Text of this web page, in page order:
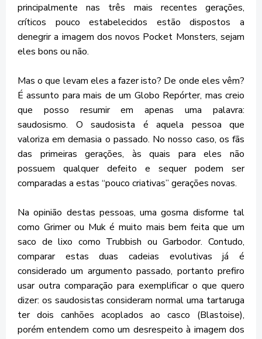
principalmente nas três mais recentes gerações,
críticos pouco estabelecidos estão dispostos a
denegrir a imagem dos novos Pocket Monsters, sejam
eles bons ou não.
Mas o que levam eles a fazer isto? De onde eles vêm?
É assunto para mais de um Globo Repórter, mas creio
que posso resumir em apenas uma palavra:
saudosismo. O saudosista é aquela pessoa que
valoriza em demasia o passado. No nosso caso, os fãs
das primeiras gerações, às quais para eles não
possuem qualquer defeito e sequer podem ser
comparadas a estas “pouco criativas” gerações novas.
Na opinião destas pessoas, uma gosma disforme tal
como Grimer ou Muk é muito mais bem feita que um
saco de lixo como Trubbish ou Garbodor. Contudo,
comparar estas duas cadeias evolutivas já é
considerado um argumento passado, portanto prefiro
usar outra comparação para exemplificar o que quero
dizer: os saudosistas consideram normal uma tartaruga
ter dois canhões acoplados ao casco (Blastoise),
porém entendem como um desrespeito à imagem dos